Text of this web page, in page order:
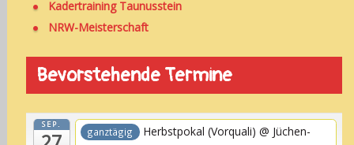
Kadertraining Taunusstein
NRW-Meisterschaft
Bevorstehende Termine
SEP.
ganztägig Herbstpokal (Vorquali) @ Jüchen-